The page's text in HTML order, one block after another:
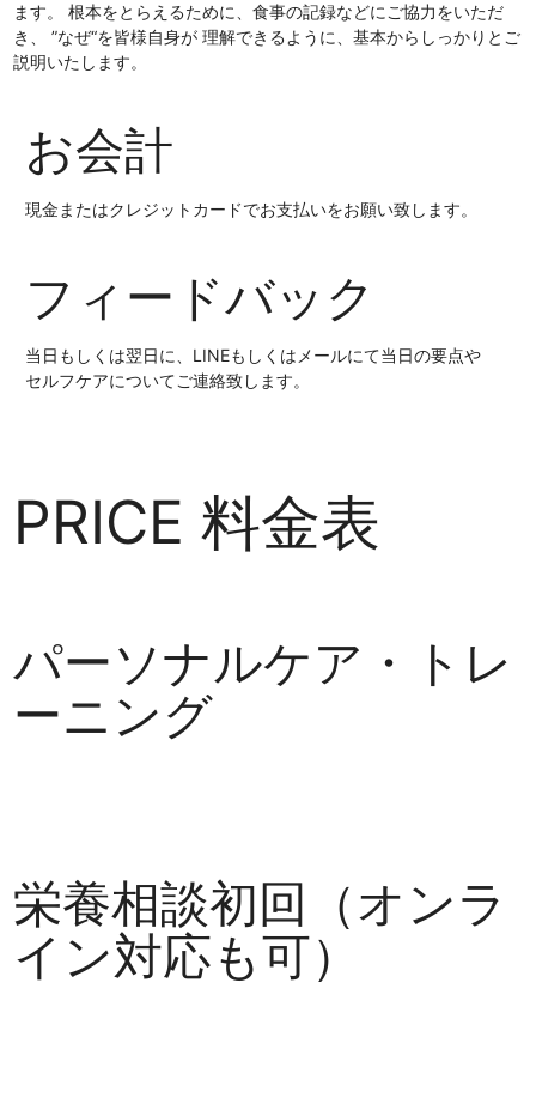
ます。 根本をとらえるために、食事の記録などにご協力をいただ
き、 ”なぜ“を皆様自身が 理解できるように、基本からしっかりとご
説明いたします。
お会計
現金またはクレジットカードでお支払いをお願い致します。
フィードバック
当日もしくは翌日に、LINEもしくはメールにて当日の要点や
セルフケアについてご連絡致します。
PRICE 料金表
パーソナルケア・トレ
ーニング
栄養相談初回（オンラ
イン対応も可）